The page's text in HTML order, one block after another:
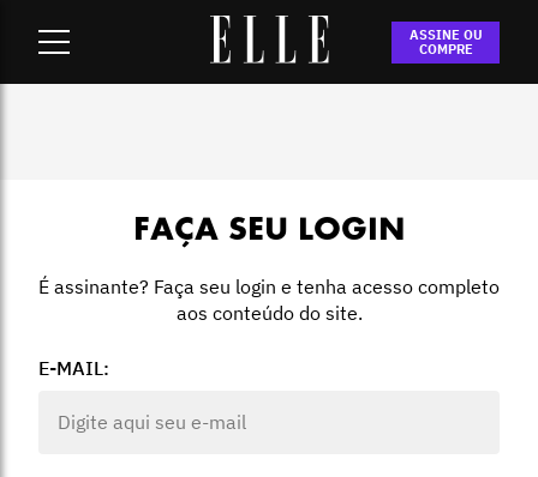
ASSINE OU
COMPRE
FAÇA SEU LOGIN
É assinante? Faça seu login e tenha acesso completo
aos conteúdo do site.
E-MAIL: